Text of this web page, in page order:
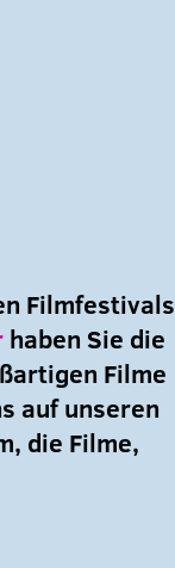
Filmfestivals
haben Sie die
Filme
auf unseren
die Filme,